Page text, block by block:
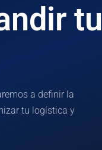
ONLINE
ONLINE
tu
a definir la
tu logística y